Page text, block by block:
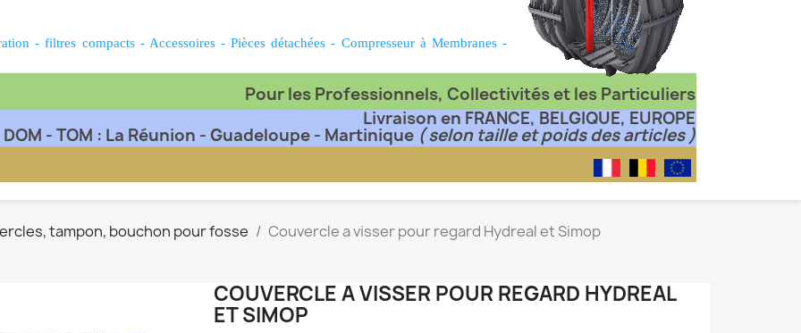
-filtres compacts- Accessoires-Pièces détachées - Compresseur à Membranes-
Pour les Professionnels, Collectivités et les Particuliers
Livraison en FRANCE, BELGIQUE, EUROPE
DOM - TOM : La Réunion - Guadeloupe - Martinique ( selon taille et poids des articles )
tampon, bouchon pour fosse Couvercle a visser pour regard Hydreal et Simop
COUVERCLE A VISSER POUR REGARD HYDREAL
ET SIMOP